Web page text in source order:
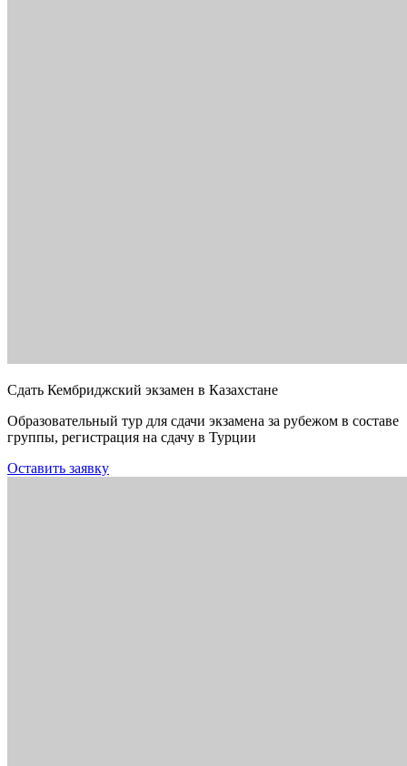
Сдать Кембриджский экзамен в Казахстане
Образовательный тур для сдачи экзамена за рубежом в составе
группы, регистрация на сдачу в Турции
Оставить заявку